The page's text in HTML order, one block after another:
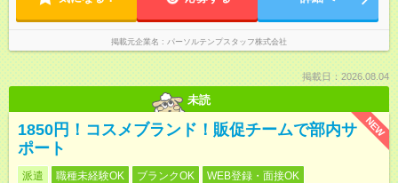
掲載元企業名 パーソルテンプスタッフ株式会社
掲載日：2026.08.04
未読
NEW
1850円！コスメブランド！販促チームで部内サ
ポート
派遣 職種未経験OK ブランクOK WEB登録・面接OK